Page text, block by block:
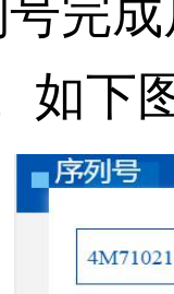
完
如下